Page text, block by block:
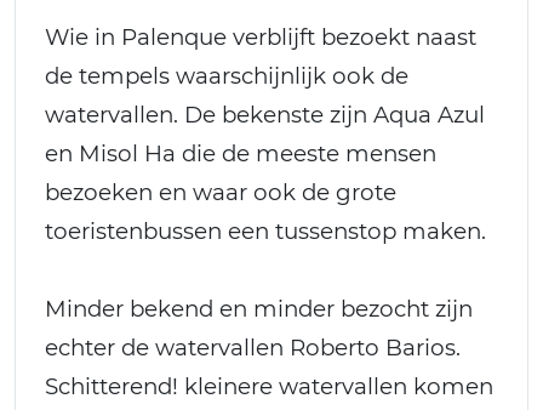
Wie in Palenque verblijft bezoekt naast
de tempels waarschijnlijk ook de
watervallen. De bekenste zijn Aqua Azul
en Misol Ha die de meeste mensen
bezoeken en waar ook de grote
toeristenbussen een tussenstop maken.
Minder bekend en minder bezocht zijn
echter de watervallen Roberto Barios.
Schitterend! kleinere watervallen komen